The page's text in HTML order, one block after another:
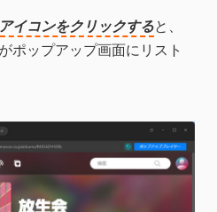
イコンをクリックすると、
ポップアップ画面にリスト